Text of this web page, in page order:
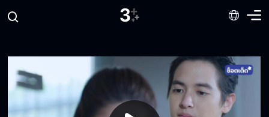
เรามาเล่นอีกเกมกัน